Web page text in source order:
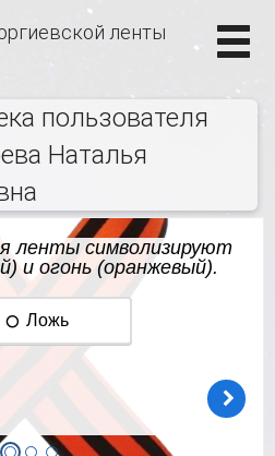
ленты
пользователя
Наталья